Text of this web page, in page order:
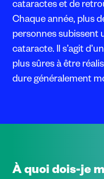
cataractes et de
Chaque année, plus
personnes subissent
cataracte. Il s’agit
plus sûres à être
dure généralement
À quoi dois-je